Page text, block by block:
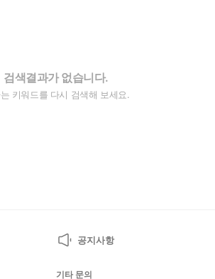
검색결과가 없습니다.
키워드를 다시 검색해 보세요.
공지사항
기타 문의